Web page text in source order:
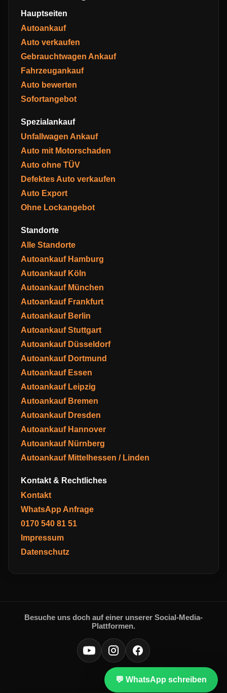
💬 WhatsApp schreiben
Hauptseiten
Autoankauf
Auto verkaufen
Gebrauchtwagen Ankauf
Fahrzeugankauf
Auto bewerten
Sofortangebot
Spezialankauf
Unfallwagen Ankauf
Auto mit Motorschaden
Auto ohne TÜV
Defektes Auto verkaufen
Auto Export
Ohne Lockangebot
Standorte
Alle Standorte
Autoankauf Hamburg
Autoankauf Köln
Autoankauf München
Autoankauf Frankfurt
Autoankauf Berlin
Autoankauf Stuttgart
Autoankauf Düsseldorf
Autoankauf Dortmund
Autoankauf Essen
Autoankauf Leipzig
Autoankauf Bremen
Autoankauf Dresden
Autoankauf Hannover
Autoankauf Nürnberg
Autoankauf Mittelhessen / Linden
Kontakt & Rechtliches
Kontakt
WhatsApp Anfrage
0170 540 81 51
Impressum
Datenschutz
Besuche uns doch auf einer unserer Social-Media-
Plattformen.